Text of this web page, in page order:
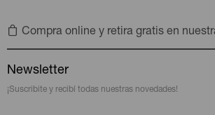
Compra online y retira gratis en
Newsletter
¡Suscribite y recibí todas nuestras novedades!